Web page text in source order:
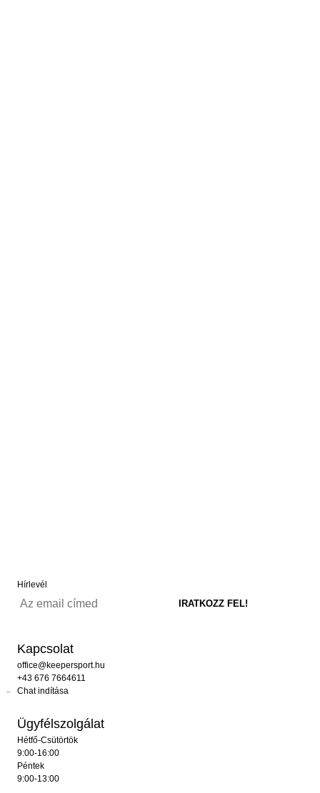
Hírlevél
Kapcsolat
office@keepersport.hu
+43 676 7664611
Chat indítása
Ügyfélszolgálat
Hétfő-Csütörtök
9:00-16:00
Péntek
9:00-13:00